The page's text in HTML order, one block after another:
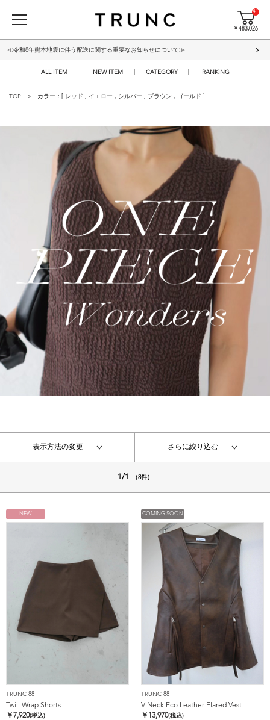
41
¥ 483,026
≪令和8年熊本地震に伴う配送に関する重要なお知らせについて≫
ALL ITEM NEW ITEM CATEGORY RANKING
TOP カラー：[ レッド , イエロー , シルバー , ブラウン , ゴールド
表示方法の変更 さらに絞り込む
1/1 （8件）
NEW
TRUNC 88
Twill Wrap Shorts
￥ 7,920(税込)
COMING SOON
TRUNC 88
V Neck Eco Leather Flared Vest
￥ 13,970(税込)